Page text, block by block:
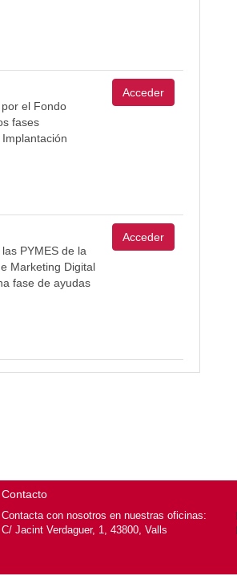
el Fondo
fases
Acceder
PYMES de la
Marketing Digital
fase de ayudas
Acceder
Contacto
Contacta con nosotros en nuestras oficinas:
C/ Jacint Verdaguer, 1, 43800, Valls